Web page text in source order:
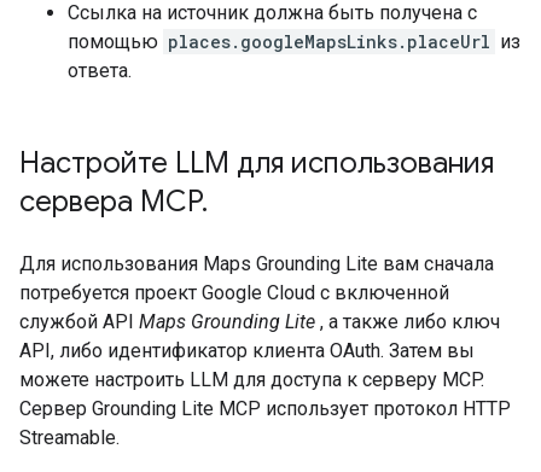
Ссылка на источник должна быть получена с
помощью places.googleMapsLinks.placeUrl из
ответа.
Настройте LLM для использования
сервера MCP.
Для использования Maps Grounding Lite вам сначала
потребуется проект Google Cloud с включенной
службой API Maps Grounding Lite , а также либо ключ
API, либо идентификатор клиента OAuth. Затем вы
можете настроить LLM для доступа к серверу MCP.
Сервер Grounding Lite MCP использует протокол HTTP
Streamable.